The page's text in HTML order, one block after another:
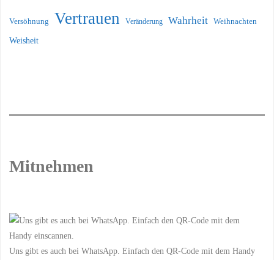
Versöhnung Vertrauen Veränderung Wahrheit Weihnachten
Weisheit
Mitnehmen
Uns gibt es auch bei WhatsApp. Einfach den QR-Code mit dem Handy